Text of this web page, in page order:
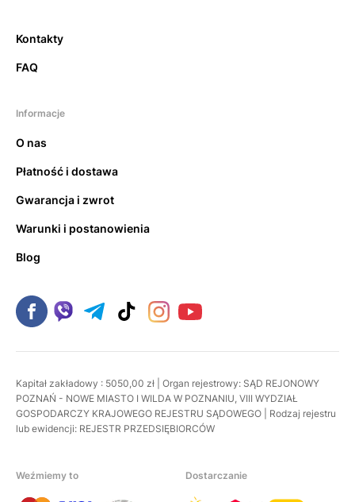
Kontakty
FAQ
Informacje
O nas
Płatność i dostawa
Gwarancja i zwrot
Warunki i postanowienia
Blog
Kapitał zakładowy : 5050,00 zł | Organ rejestrowy: SĄD REJONOWY
POZNAŃ - NOWE MIASTO I WILDA W POZNANIU, VIII WYDZIAŁ
GOSPODARCZY KRAJOWEGO REJESTRU SĄDOWEGO | Rodzaj rejestru
lub ewidencji: REJESTR PRZEDSIĘBIORCÓW
Weźmiemy to Dostarczanie